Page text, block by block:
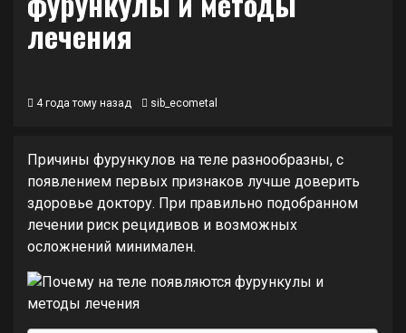
лечения
4 года тому назад sib_ecometal
Причины фурункулов на теле разнообразны, с
появлением первых признаков лучше доверить
здоровье доктору. При правильно подобранном
лечении риск рецидивов и возможных
осложнений минимален.